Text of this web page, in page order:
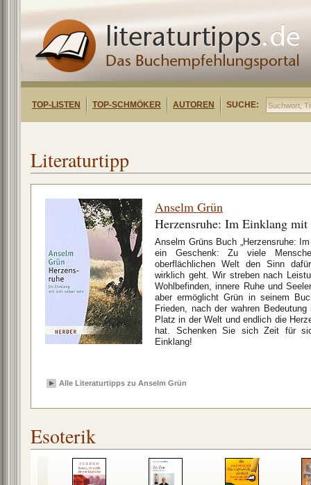
TOP-LISTEN TOP-SCHMÖKER AUTOREN SUCHE:
Literaturtipp
Anselm Grün
Herzensruhe: Im Einklang mit
Anselm Grüns Buch „Herzensruhe:
ein Geschenk: Zu viele
oberflächlichen Welt den Sinn
wirklich geht. Wir streben nach
Wohlbefinden, innere Ruhe und
aber ermöglicht Grün in seinem
Frieden, nach der wahren
Platz in der Welt und endlich die
hat. Schenken Sie sich Zeit für
Einklang!
Alle Literaturtipps zu Anselm Grün
Esoterik